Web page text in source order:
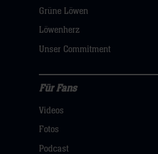
öffnen,
dann
hier
Grüne Löwen
Löwenherz
Unser Commitment
Fans
Navigation
öffnen,
Für Fans
Videos
Fotos
Podcast